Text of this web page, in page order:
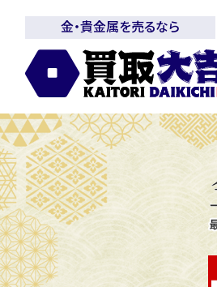
金・貴金属を売るなら